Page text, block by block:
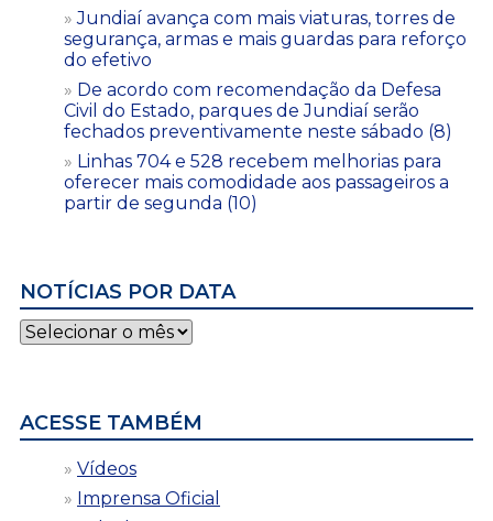
Jundiaí avança com mais viaturas, torres de
segurança, armas e mais guardas para reforço
do efetivo
De acordo com recomendação da Defesa
Civil do Estado, parques de Jundiaí serão
fechados preventivamente neste sábado (8)
Linhas 704 e 528 recebem melhorias para
oferecer mais comodidade aos passageiros a
partir de segunda (10)
NOTÍCIAS POR DATA
Notícias
por
ACESSE TAMBÉM
Vídeos
Imprensa Oficial